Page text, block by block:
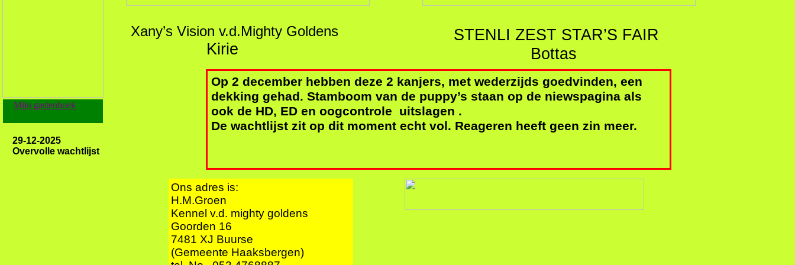
29-12-2025
Overvolle wachtlijst
Ons adres is:
H.M.Groen
Kennel v.d. mighty goldens
Goorden 16
7481 XJ Buurse
(Gemeente Haaksbergen)
Mijn gastenboek
Xany’s Vision v.d.Mighty Goldens
Kirie
STENLI ZEST STAR’S FAIR
Bottas
Op 2 december hebben deze 2 kanjers, met wederzijds goedvinden, een
dekking gehad. Stamboom van de puppy’s staan op de niewspagina als
ook de HD, ED en oogcontrole uitslagen .
De wachtlijst zit op dit moment echt vol. Reageren heeft geen zin meer.